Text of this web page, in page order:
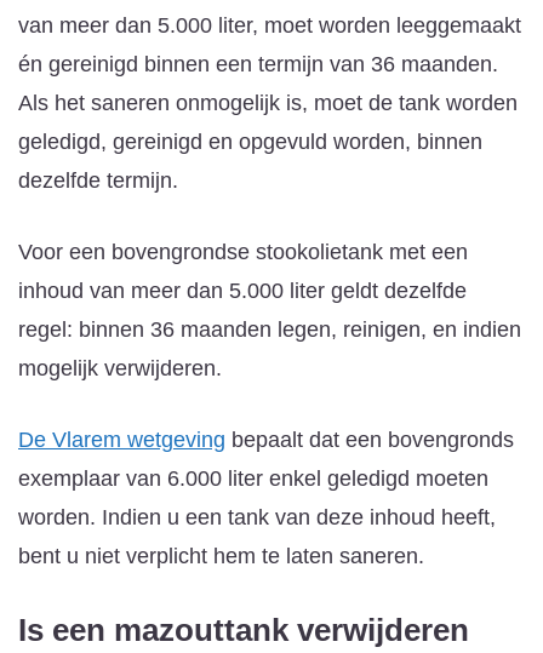
van meer dan 5.000 liter, moet worden leeggemaakt
én gereinigd binnen een termijn van 36 maanden.
Als het saneren onmogelijk is, moet de tank worden
geledigd, gereinigd en opgevuld worden, binnen
dezelfde termijn.
Voor een bovengrondse stookolietank met een
inhoud van meer dan 5.000 liter geldt dezelfde
regel: binnen 36 maanden legen, reinigen, en indien
mogelijk verwijderen.
De Vlarem wetgeving bepaalt dat een bovengronds
exemplaar van 6.000 liter enkel geledigd moeten
worden. Indien u een tank van deze inhoud heeft,
bent u niet verplicht hem te laten saneren.
Is een mazouttank verwijderen